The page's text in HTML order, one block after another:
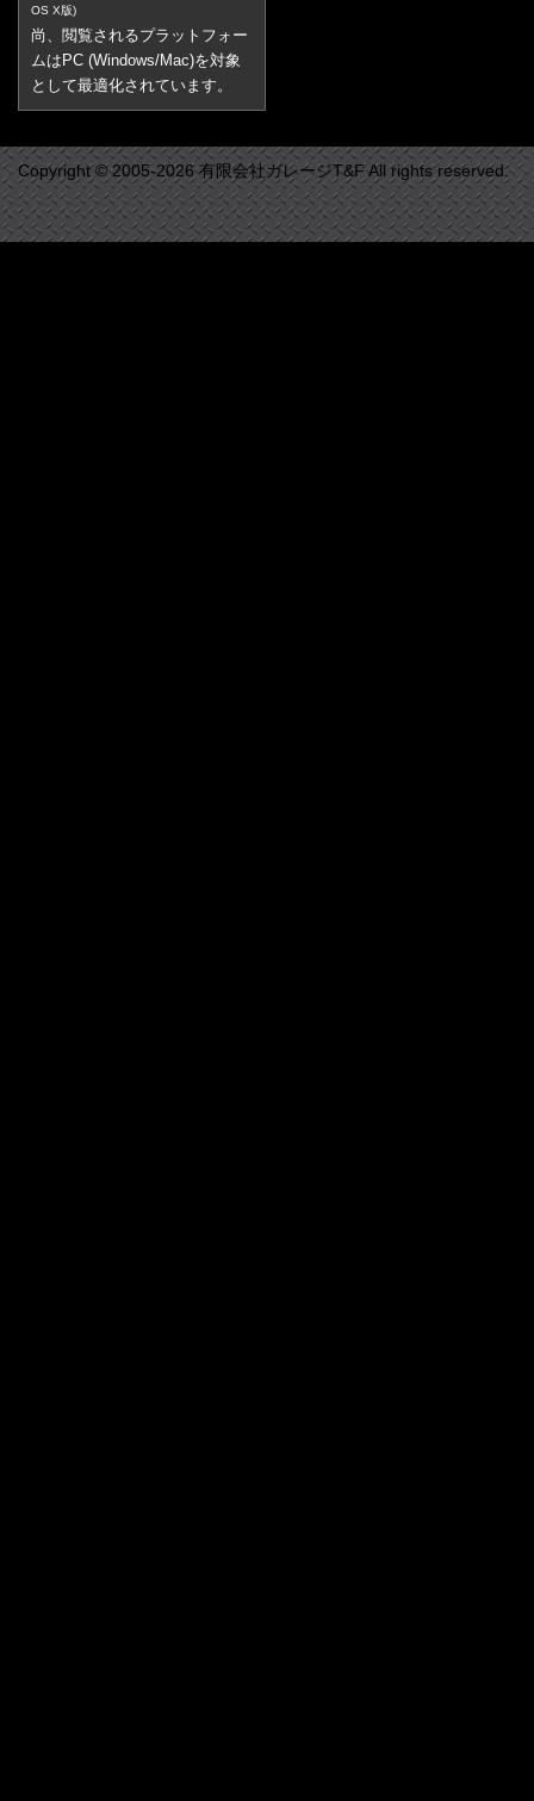
OS X版)
尚、閲覧されるプラットフォー
ムはPC (Windows/Mac)を対象
として最適化されています。
Copyright © 2005-2026 有限会社ガレージT&F All rights reserved.